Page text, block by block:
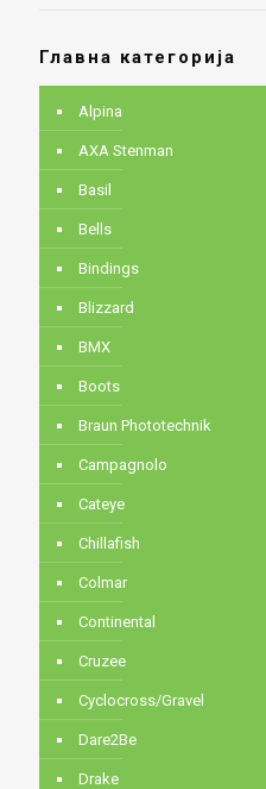
Главна категорија
Alpina
AXA Stenman
Basil
Bells
Bindings
Blizzard
BMX
Boots
Braun Phototechnik
Campagnolo
Cateye
Chillafish
Colmar
Continental
Cruzee
Cyclocross/Gravel
Dare2Be
Drake